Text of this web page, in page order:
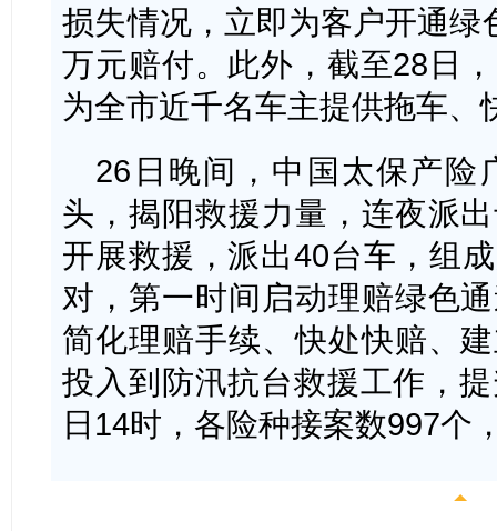
损失情况，立即为客户开通
万元赔付。此外，截至28日
为全市近千名车主提供拖车、
26日晚间，中国太保产险
头，揭阳救援力量，连夜派
开展救援，派出40台车，组
对，第一时间启动理赔绿色
简化理赔手续、快处快赔、
投入到防汛抗台救援工作，
日14时，各险种接案数997个